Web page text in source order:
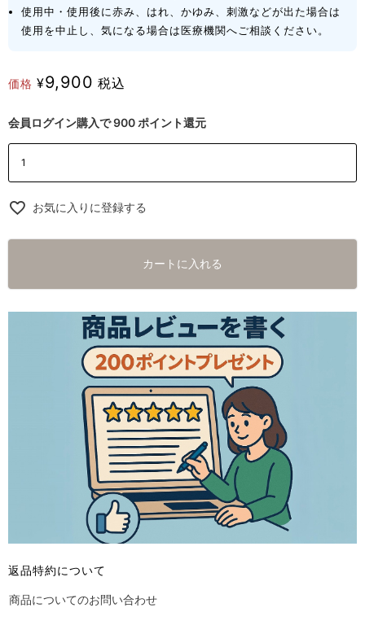
使用中・使用後に赤み、はれ、かゆみ、刺激などが出た場合は
使用を中止し、気になる場合は医療機関へご相談ください。
価格 ¥9,900 税込
会員ログイン購入で900 ポイント還元
お気に入りに登録する
カートに入れる
返品特約について
商品についてのお問い合わせ